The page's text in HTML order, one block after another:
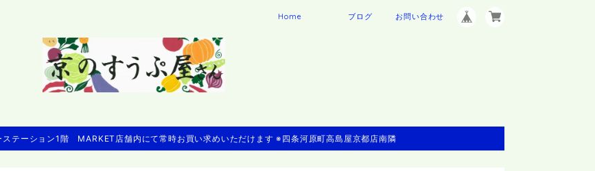
Home ブログ お問い合わせ
ステーション1階 MARKET店舗内にて常時お買い求めいただけます ※四条河原町高島屋京都店南隣